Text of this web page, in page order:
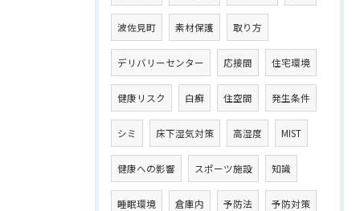
波佐見町 素材保護 取り方
デリバリーセンター 応接間 住宅環境
健康リスク 白癬 住空間 発生条件
シミ 床下湿気対策 高湿度 MIST
健康への影響 スポーツ施設 知識
睡眠環境 倉庫内 予防法 予防対策